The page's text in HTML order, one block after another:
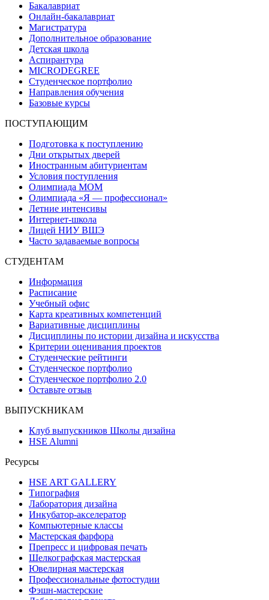
Бакалавриат
Онлайн-бакалавриат
Магистратура
Дополнительное образование
Детская школа
Аспирантура
MICRODEGREE
Студенческое портфолио
Направления обучения
Базовые курсы
ПОСТУПАЮЩИМ
Подготовка к поступлению
Дни открытых дверей
Иностранным абитуриентам
Условия поступления
Олимпиада МОМ
Олимпиада «Я — профессионал»
Летние интенсивы
Интернет-школа
Лицей НИУ ВШЭ
Часто задаваемые вопросы
СТУДЕНТАМ
Информация
Расписание
Учебный офис
Карта креативных компетенций
Вариативные дисциплины
Дисциплины по истории дизайна и искусства
Критерии оценивания проектов
Студенческие рейтинги
Студенческое портфолио
Студенческое портфолио 2.0
Оставьте отзыв
ВЫПУСКНИКАМ
Клуб выпускников Школы дизайна
HSE Alumni
Ресурсы
HSE ART GALLERY
Типография
Лаборатория дизайна
Инкубатор-акселератор
Компьютерные классы
Мастерская фарфора
Препресс и цифровая печать
Шелкографская мастерская
Ювелирная мастерская
Профессиональные фотостудии
Фэшн-мастерские